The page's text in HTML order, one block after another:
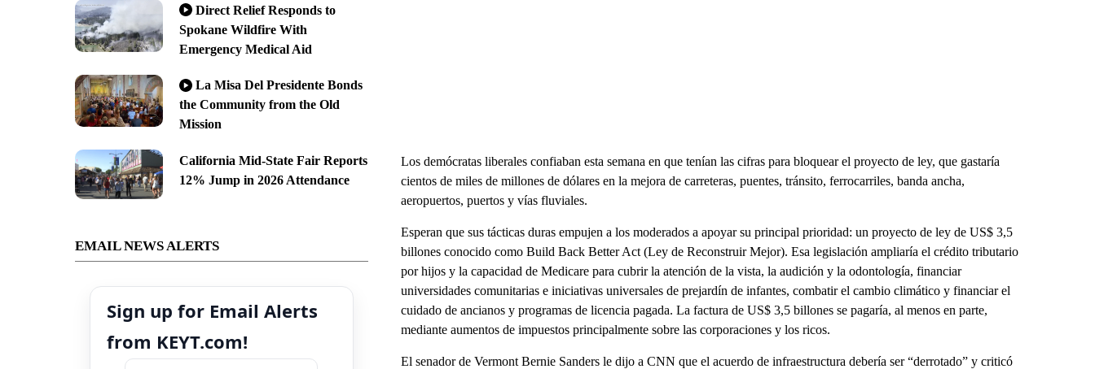
Direct Relief Responds to
Spokane Wildfire With
Emergency Medical Aid
La Misa Del Presidente Bonds
the Community from the Old
Mission
California Mid-State Fair Reports
12% Jump in 2026 Attendance
EMAIL NEWS ALERTS
Sign up for Email Alerts
from KEYT.com!
Los demócratas liberales confiaban esta semana en que tenían las cifras para bloquear el proyecto de ley, que gastaría
cientos de miles de millones de dólares en la mejora de carreteras, puentes, tránsito, ferrocarriles, banda ancha,
aeropuertos, puertos y vías fluviales.
Esperan que sus tácticas duras empujen a los moderados a apoyar su principal prioridad: un proyecto de ley de US$ 3,5
billones conocido como Build Back Better Act (Ley de Reconstruir Mejor). Esa legislación ampliaría el crédito tributario
por hijos y la capacidad de Medicare para cubrir la atención de la vista, la audición y la odontología, financiar
universidades comunitarias e iniciativas universales de prejardín de infantes, combatir el cambio climático y financiar el
cuidado de ancianos y programas de licencia pagada. La factura de US$ 3,5 billones se pagaría, al menos en parte,
mediante aumentos de impuestos principalmente sobre las corporaciones y los ricos.
El senador de Vermont Bernie Sanders le dijo a CNN que el acuerdo de infraestructura debería ser “derrotado” y criticó